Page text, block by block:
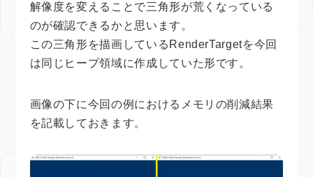
解像度を変えることで三角形が荒くなっている
のが確認できるかと思います。
この三角形を描画しているRenderTargetを今回
は同じヒープ領域に作成していた形です。
画像の下に今回の例におけるメモリの削減結果
を記載しておきます。